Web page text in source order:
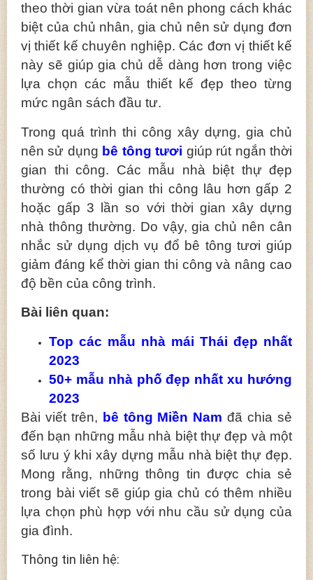
theo thời gian vừa toát nên phong cách khác
biệt của chủ nhân, gia chủ nên sử dụng đơn
vị thiết kế chuyên nghiệp. Các đơn vị thiết kế
này sẽ giúp gia chủ dễ dàng hơn trong việc
lựa chọn các mẫu thiết kế đẹp theo từng
mức ngân sách đầu tư.
Trong quá trình thi công xây dựng, gia chủ
nên sử dụng bê tông tươi giúp rút ngắn thời
gian thi công. Các mẫu nhà biệt thự đẹp
thường có thời gian thi công lâu hơn gấp 2
hoặc gấp 3 lần so với thời gian xây dựng
nhà thông thường. Do vậy, gia chủ nên cân
nhắc sử dụng dịch vụ đổ bê tông tươi giúp
giảm đáng kể thời gian thi công và nâng cao
độ bền của công trình.
Bài liên quan:
Top các mẫu nhà mái Thái đẹp nhất
2023
50+ mẫu nhà phố đẹp nhất xu hướng
2023
Bài viết trên, bê tông Miền Nam đã chia sẻ
đến bạn những mẫu nhà biệt thự đẹp và một
số lưu ý khi xây dựng mẫu nhà biệt thự đẹp.
Mong rằng, những thông tin được chia sẻ
trong bài viết sẽ giúp gia chủ có thêm nhiều
lựa chọn phù hợp với nhu cầu sử dụng của
gia đình.
Thông tin liên hệ: